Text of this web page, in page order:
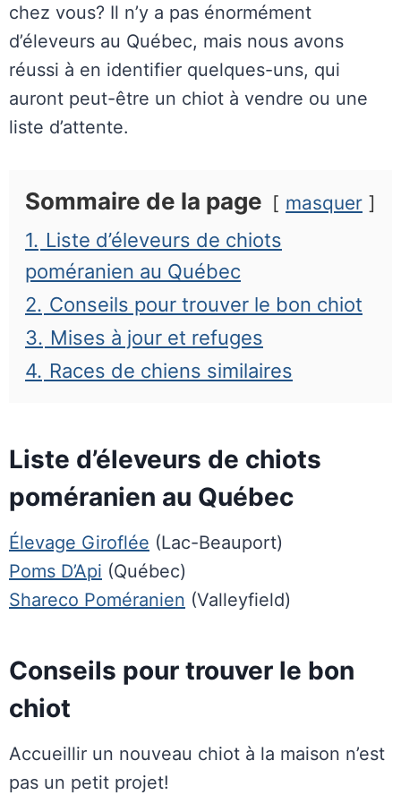
chez vous? Il n’y a pas énormément
d’éleveurs au Québec, mais nous avons
réussi à en identifier quelques-uns, qui
auront peut-être un chiot à vendre ou une
liste d’attente.
Sommaire de la page masquer
1. Liste d’éleveurs de chiots
poméranien au Québec
2. Conseils pour trouver le bon chiot
3. Mises à jour et refuges
4. Races de chiens similaires
Liste d’éleveurs de chiots
poméranien au Québec
Élevage Giroflée (Lac-Beauport)
Poms D’Api (Québec)
Shareco Poméranien (Valleyfield)
Conseils pour trouver le bon
chiot
Accueillir un nouveau chiot à la maison n’est
pas un petit projet!